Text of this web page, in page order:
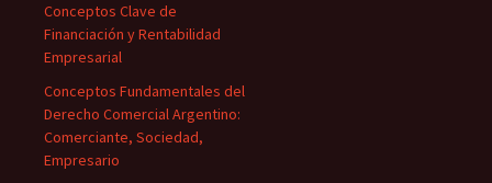
Conceptos Clave de
Financiación y Rentabilidad
Empresarial
Conceptos Fundamentales del
Derecho Comercial Argentino:
Comerciante, Sociedad,
Empresario